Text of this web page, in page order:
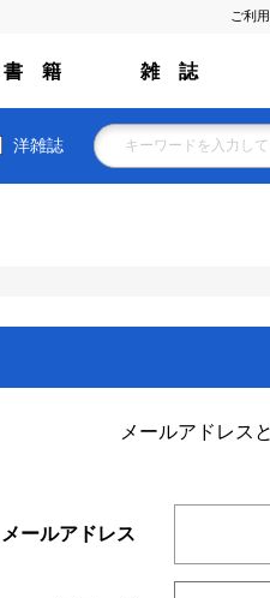
ご利
書 籍 雑 誌
洋雑誌
メールアドレス
メールアドレス